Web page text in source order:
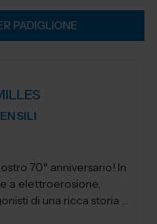
PADIGLIONE
70° anniversario! In
a elettroerosione,
di una ricca storia e